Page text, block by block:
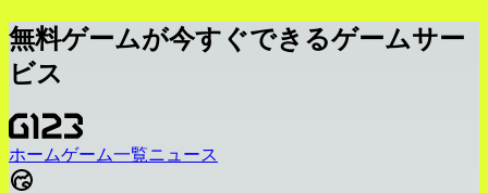
無料ゲームが今すぐできるゲームサー
ビス
ホームゲーム一覧ニュース